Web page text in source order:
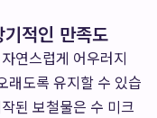
적인 만족도
연스럽게 어우러지
래도록 유지할 수 있습
된 보철물은 수 미크